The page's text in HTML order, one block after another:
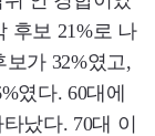
후보 21%로 나
가 32%였고,
였다. 60대에
났다. 70대 이